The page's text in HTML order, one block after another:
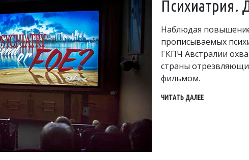
Психиатрия.
Наблюдая
прописываемых
ГКПЧ Австралии
страны
фильмом.
ЧИТАТЬ ДАЛЕЕ